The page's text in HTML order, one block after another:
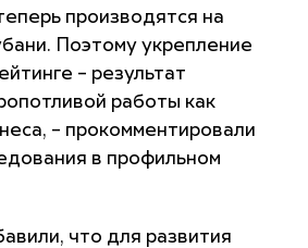
производятся на
Поэтому укрепление
– результат
работы как
– прокомментировали
в профильном
что для развития